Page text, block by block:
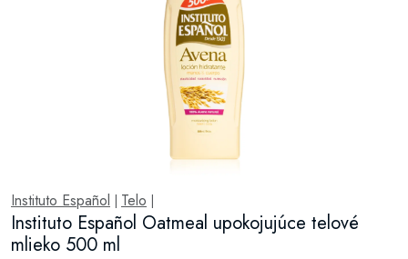
Instituto Español Telo
Instituto Español Oatmeal upokojujúce telové
mlieko 500 ml